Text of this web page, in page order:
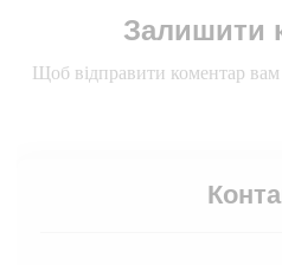
Залишити
Щоб відправити коментар вам